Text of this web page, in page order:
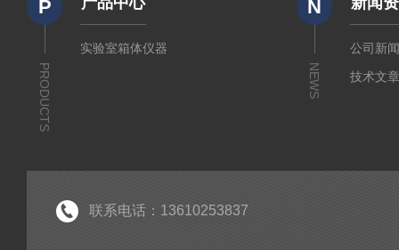
P
PRODUCTS
实验室箱体仪器
N
NEWS
公司新
技术文
联系电话：13610253837